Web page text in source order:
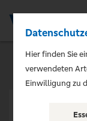
Hier finden Sie
verwendeten
Einwilligung zu